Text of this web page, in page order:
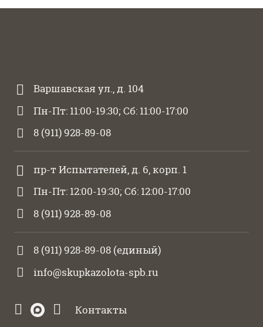
Варшавская ул., д. 104
Пн-Пт: 11:00-19:30; Сб: 11:00-17:00
8 (911) 928-89-08
пр-т Испытателей, д. 6, корп. 1
Пн-Пт: 12:00-19:30; Сб: 12:00-17:00
8 (911) 928-89-08
8 (911) 928-89-08 (единый)
info@skupkazolota-spb.ru
Контакты